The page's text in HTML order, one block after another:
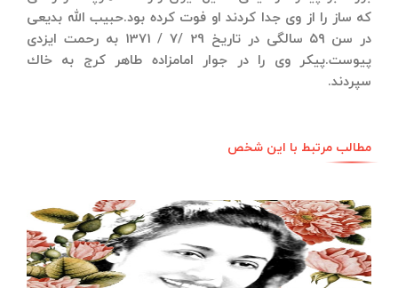
كه ساز را از وی جدا كردند او فوت كرده بود.حبیب الله بدیعی
در سن ۵۹ سالگی در تاریخ 29 /7 / 1371 به رحمت ایزدی
پیوست.پیکر وی را در جوار امامزاده طاهر كرج به خاك
سپردند.
مطالب مرتبط با این شخص